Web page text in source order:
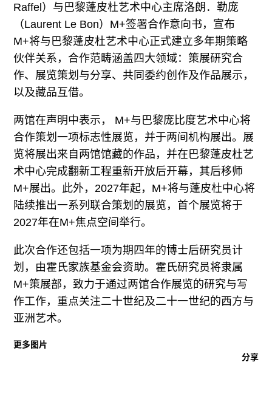
关注我们
Raffel）与巴黎蓬皮杜艺术中心主席洛朗．勒庞
（Laurent Le Bon）M+签署合作意向书，宣布
M+将与巴黎蓬皮杜艺术中心正式建立多年期策略
伙伴关系，合作范畴涵盖四大领域：策展研究合
作、展览策划与分享、共同委约创作及作品展示，
以及藏品互借。
两馆在声明中表示， M+与巴黎庞比度艺术中心将
合作策划一项标志性展览，并于两间机构展出。展
览将展出来自两馆馆藏的作品，并在巴黎蓬皮杜艺
术中心完成翻新工程重新开放后开幕，其后移师
M+展出。此外，2027年起，M+将与蓬皮杜中心将
陆续推出一系列联合策划的展览，首个展览将于
2027年在M+焦点空间举行。
此次合作还包括一项为期四年的博士后研究员计
划，由霍氏家族基金会资助。霍氏研究员将隶属
M+策展部，致力于通过两馆合作展览的研究与写
作工作，重点关注二十世纪及二十一世纪的西方与
亚洲艺术。
更多图片
分享